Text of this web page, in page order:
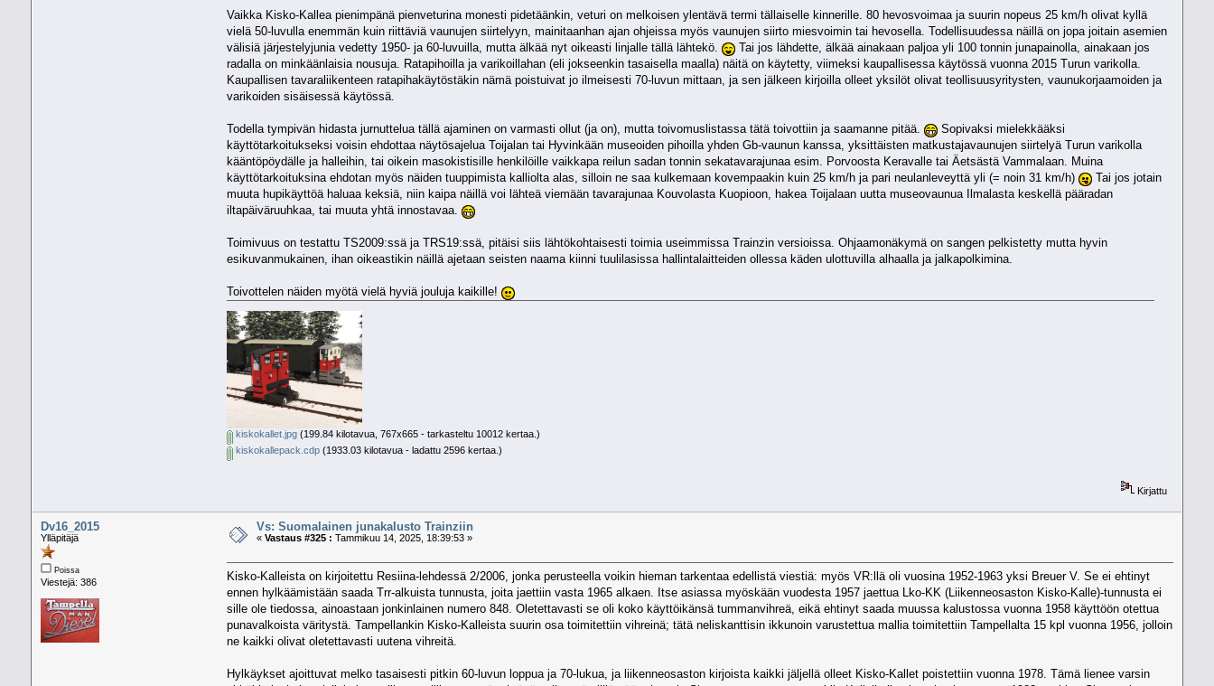
Vaikka Kisko-Kallea pienimpänä pienveturina monesti pidetäänkin, veturi on melkoisen ylentävä termi tällaiselle kinnerille. 80 hevosvoimaa ja suurin nopeus 25 km/h olivat kyllä
vielä 50-luvulla enemmän kuin riittäviä vaunujen siirtelyyn, mainitaanhan ajan ohjeissa myös vaunujen siirto miesvoimin tai hevosella. Todellisuudessa näillä on jopa joitain asemien
välisiä järjestelyjunia vedetty 1950- ja 60-luvuilla, mutta älkää nyt oikeasti linjalle tällä lähtekö.
Tai jos lähdette, älkää ainakaan paljoa yli 100 tonnin junapainolla, ainakaan jos
radalla on minkäänlaisia nousuja. Ratapihoilla ja varikoillahan (eli jokseenkin tasaisella maalla) näitä on käytetty, viimeksi kaupallisessa käytössä vuonna 2015 Turun varikolla.
Kaupallisen tavaraliikenteen ratapihakäytöstäkin nämä poistuivat jo ilmeisesti 70-luvun mittaan, ja sen jälkeen kirjoilla olleet yksilöt olivat teollisuusyritysten, vaunukorjaamoiden ja
varikoiden sisäisessä käytössä.
Todella tympivän hidasta jurnuttelua tällä ajaminen on varmasti ollut (ja on), mutta toivomuslistassa tätä toivottiin ja saamanne pitää.
Sopivaksi mielekkääksi
käyttötarkoitukseksi voisin ehdottaa näytösajelua Toijalan tai Hyvinkään museoiden pihoilla yhden Gb-vaunun kanssa, yksittäisten matkustajavaunujen siirtelyä Turun varikolla
kääntöpöydälle ja halleihin, tai oikein masokistisille henkilöille vaikkapa reilun sadan tonnin sekatavarajunaa esim. Porvoosta Keravalle tai Äetsästä Vammalaan. Muina
käyttötarkoituksina ehdotan myös näiden tuuppimista kalliolta alas, silloin ne saa kulkemaan kovempaakin kuin 25 km/h ja pari neulanleveyttä yli (= noin 31 km/h)
Tai jos jotain
muuta hupikäyttöä haluaa keksiä, niin kaipa näillä voi lähteä viemään tavarajunaa Kouvolasta Kuopioon, hakea Toijalaan uutta museovaunua Ilmalasta keskellä pääradan
iltapäiväruuhkaa, tai muuta yhtä innostavaa.
Toimivuus on testattu TS2009:ssä ja TRS19:ssä, pitäisi siis lähtökohtaisesti toimia useimmissa Trainzin versioissa. Ohjaamonäkymä on sangen pelkistetty mutta hyvin
esikuvanmukainen, ihan oikeastikin näillä ajetaan seisten naama kiinni tuulilasissa hallintalaitteiden ollessa käden ulottuvilla alhaalla ja jalkapolkimina.
Toivottelen näiden myötä vielä hyviä jouluja kaikille!
kiskokallet.jpg (199.84 kilotavua, 767x665 - tarkasteltu 10012 kertaa.)
kiskokallepack.cdp (1933.03 kilotavua - ladattu 2596 kertaa.)
Kirjattu
Dv16_2015
Ylläpitäjä
Poissa
Viestejä: 386
Vs: Suomalainen junakalusto Trainziin
« Vastaus #325 : Tammikuu 14, 2025, 18:39:53 »
Kisko-Kalleista on kirjoitettu Resiina-lehdessä 2/2006, jonka perusteella voikin hieman tarkentaa edellistä viestiä: myös VR:llä oli vuosina 1952-1963 yksi Breuer V. Se ei ehtinyt
ennen hylkäämistään saada Trr-alkuista tunnusta, joita jaettiin vasta 1965 alkaen. Itse asiassa myöskään vuodesta 1957 jaettua Lko-KK (Liikenneosaston Kisko-Kalle)-tunnusta ei
sille ole tiedossa, ainoastaan jonkinlainen numero 848. Oletettavasti se oli koko käyttöikänsä tummanvihreä, eikä ehtinyt saada muussa kalustossa vuonna 1958 käyttöön otettua
punavalkoista väritystä. Tampellankin Kisko-Kalleista suurin osa toimitettiin vihreinä; tätä neliskanttisin ikkunoin varustettua mallia toimitettiin Tampellalta 15 kpl vuonna 1956, jolloin
ne kaikki olivat oletettavasti uutena vihreitä.
Hylkäykset ajoittuvat melko tasaisesti pitkin 60-luvun loppua ja 70-lukua, ja liikenneosaston kirjoista kaikki jäljellä olleet Kisko-Kallet poistettiin vuonna 1978. Tämä lienee varsin